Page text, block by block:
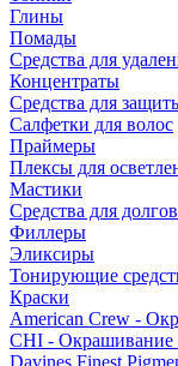
Глины
Помады
Средства для
Концентраты
Средства для
Салфетки для волос
Праймеры
Плексы для
Мастики
Средства для
Филлеры
Эликсиры
Тонирующие
Краски
American Crew -
CHI - Окрашивание
Davines Finest